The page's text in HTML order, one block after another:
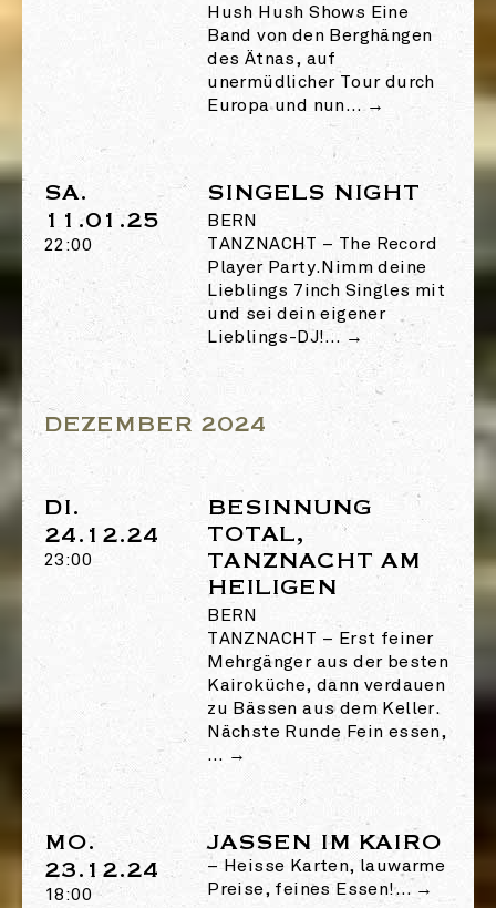
Hush Hush Shows Eine
Band von den Berghängen
des Ätnas, auf
unermüdlicher Tour durch
Europa und nun… →
SA.
11.01.25
22:00
SINGELS NIGHT
BERN
TANZNACHT – The Record
Player Party.Nimm deine
Lieblings 7inch Singles mit
und sei dein eigener
Lieblings-DJ!… →
DEZEMBER 2024
DI.
24.12.24
23:00
BESINNUNG
TOTAL,
TANZNACHT AM
HEILIGEN
BERN
TANZNACHT – Erst feiner
Mehrgänger aus der besten
Kairoküche, dann verdauen
zu Bässen aus dem Keller.
Nächste Runde Fein essen,
… →
MO.
23.12.24
18:00
JASSEN IM KAIRO
– Heisse Karten, lauwarme
Preise, feines Essen!… →